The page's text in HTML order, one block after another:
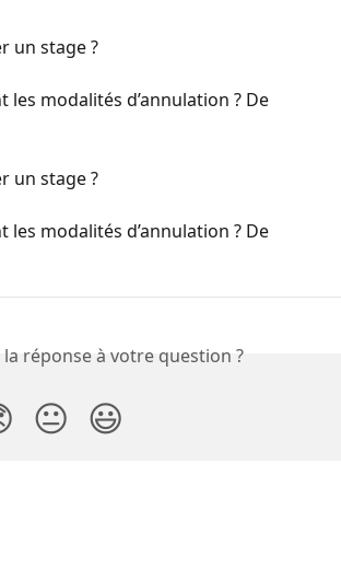
un stage ?
les modalités d’annulation ? De
un stage ?
les modalités d’annulation ? De
réponse à votre question ?
😐 😃